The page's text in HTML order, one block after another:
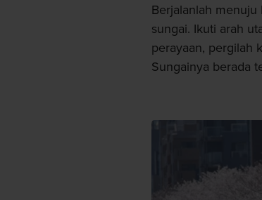
Berjalanlah menuju
sungai. Ikuti arah
perayaan, pergilah
Sungainya berada